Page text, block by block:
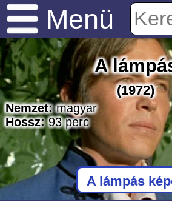
Menü
A
(1972)
Nemzet: magyar
Hossz: 93perc
A lámpás